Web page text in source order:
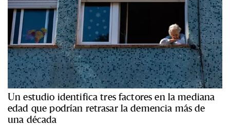
Un estudio identifica tres factores en la mediana
edad que podrían retrasar la demencia más de
una década